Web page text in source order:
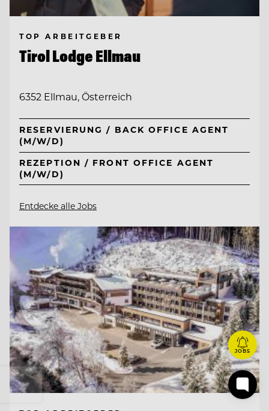
TOP ARBEITGEBER
Tirol Lodge Ellmau
6352 Ellmau, Österreich
RESERVIERUNG / BACK OFFICE AGENT
(M/W/D)
REZEPTION / FRONT OFFICE AGENT
(M/W/D)
Entdecke alle Jobs
JOBS